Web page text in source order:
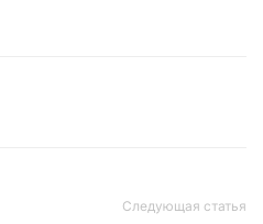
Следующая статья